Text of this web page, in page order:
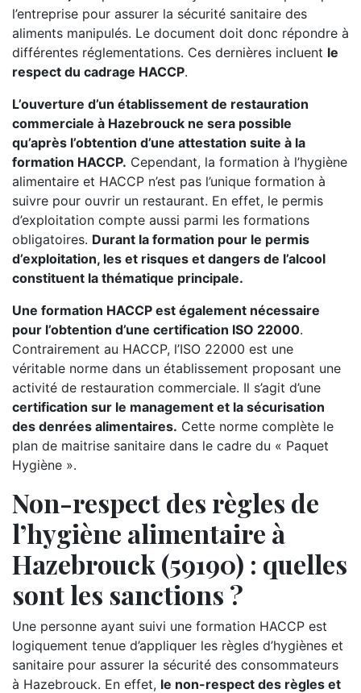
l’entreprise pour assurer la sécurité sanitaire des
aliments manipulés. Le document doit donc répondre à
différentes réglementations. Ces dernières incluent le
respect du cadrage HACCP.
L’ouverture d’un établissement de restauration
commerciale à Hazebrouck ne sera possible
qu’après l’obtention d’une attestation suite à la
formation HACCP. Cependant, la formation à l’hygiène
alimentaire et HACCP n’est pas l’unique formation à
suivre pour ouvrir un restaurant. En effet, le permis
d’exploitation compte aussi parmi les formations
obligatoires. Durant la formation pour le permis
d’exploitation, les et risques et dangers de l’alcool
constituent la thématique principale.
Une formation HACCP est également nécessaire
pour l’obtention d’une certification ISO 22000.
Contrairement au HACCP, l’ISO 22000 est une
véritable norme dans un établissement proposant une
activité de restauration commerciale. Il s’agit d’une
certification sur le management et la sécurisation
des denrées alimentaires. Cette norme complète le
plan de maitrise sanitaire dans le cadre du « Paquet
Hygiène ».
Non-respect des règles de
l’hygiène alimentaire à
Hazebrouck (59190) : quelles
sont les sanctions ?
Une personne ayant suivi une formation HACCP est
logiquement tenue d’appliquer les règles d’hygiènes et
sanitaire pour assurer la sécurité des consommateurs
à Hazebrouck. En effet, le non-respect des règles et